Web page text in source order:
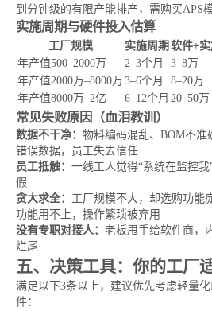
到分钟级的有限产能排产，需购买APS
实施周期与硬件投入估算
工厂规模 实施周期 软件+
年产值500–2000万
2–3个月 3–8万
年产值2000万–8000万 3–6个月 8–20万
年产值8000万–2亿
6–12个月 20–50万
常见失败原因（血泪教训）
数据不干净： 物料编码混乱、BOM不准
错误数据，员工失去信任
员工抵触： 一线工人觉得“系统在监控
假
贪大求全： 工厂规模不大，却选购功能
功能用不上，操作繁琐被弃用
没有专职对接人： 老板甩手给软件商，
烂尾
五、决策工具：你的工厂
满足以下3条以上，建议优先考虑轻量
件：